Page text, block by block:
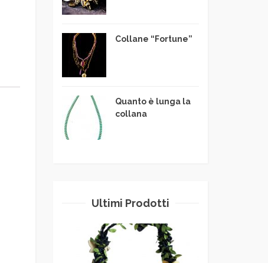
Collane “Fortune”
Quanto è lunga la
collana
Ultimi Prodotti